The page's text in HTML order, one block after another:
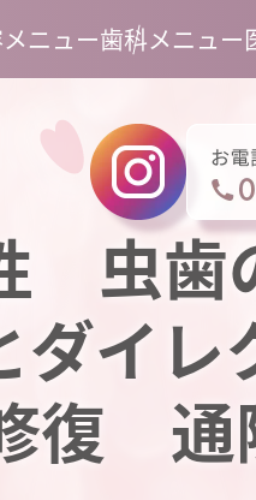
ニュー歯科メニュー
虫歯
ダイレ
復 通